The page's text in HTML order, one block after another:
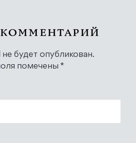
будет опубликован.
помечены *